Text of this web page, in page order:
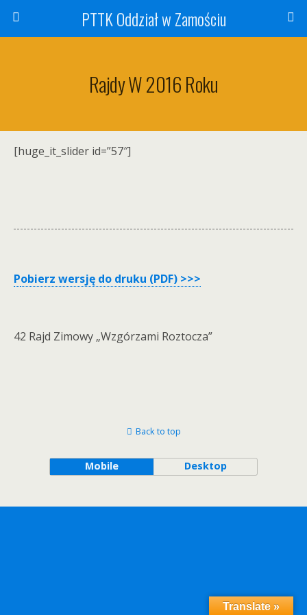
PTTK Oddział w Zamościu
Rajdy W 2016 Roku
[huge_it_slider id=”57″]
Pobierz wersję do druku (PDF) >>>
42 Rajd Zimowy „Wzgórzami Roztocza”
Back to top
Mobile Desktop
Translate »